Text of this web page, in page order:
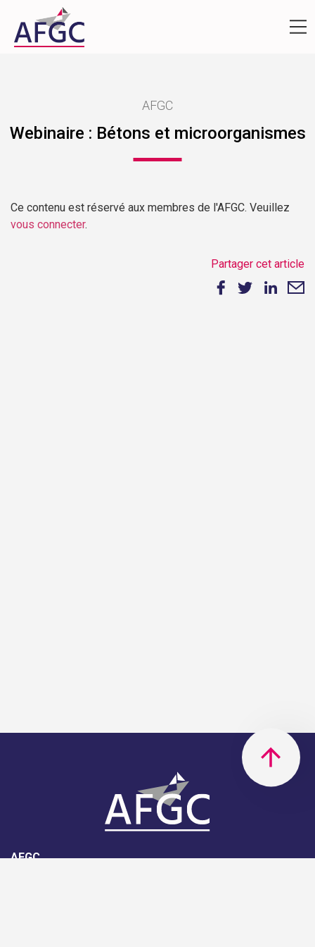
AFGC
Webinaire : Bétons et microorganismes
Ce contenu est réservé aux membres de l'AFGC. Veuillez
vous connecter.
Partager cet article
AFGC